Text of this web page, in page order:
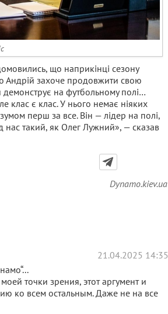
що наприкінці сезону
Андрій захоче продовжити свою
демонструє на футбольному полі…
клас є клас. У нього немає ніяких
перш за все. Він — лідер на полі,
нас такий, як Олег Лужний», — сказав
Dynamo.kiev.ua
21.04.2025 14:35
точки зрения, этот аргумент и
ко всем остальным. Даже не на все